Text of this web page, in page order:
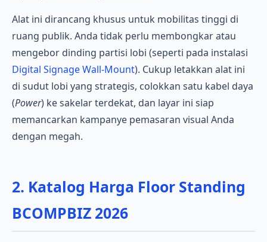
Alat ini dirancang khusus untuk mobilitas tinggi di
ruang publik. Anda tidak perlu membongkar atau
mengebor dinding partisi lobi (seperti pada instalasi
Digital Signage Wall-Mount). Cukup letakkan alat ini
di sudut lobi yang strategis, colokkan satu kabel daya
(Power) ke sakelar terdekat, dan layar ini siap
memancarkan kampanye pemasaran visual Anda
dengan megah.
2. Katalog Harga Floor Standing
BCOMPBIZ 2026